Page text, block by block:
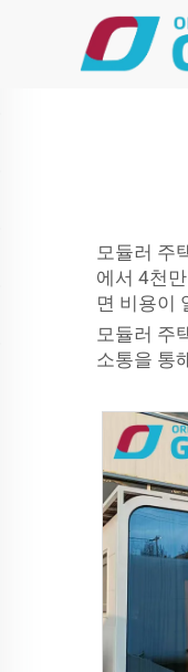
모듈러 주
에서 4천
면 비용이
모듈러 주
소통을 통